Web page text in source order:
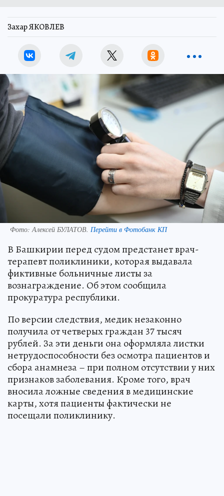
Захар ЯКОВЛЕВ
Фото:Алексей БУЛАТОВ. Перейти в Фотобанк КП
В Башкирии перед судом предстанет врач-
терапевт поликлиники, которая выдавала
фиктивные больничные листы за
вознаграждение. Об этом сообщила
прокуратура республики.
По версии следствия, медик незаконно
получила от четверых граждан 37 тысяч
рублей. За эти деньги она оформляла листки
нетрудоспособности без осмотра пациентов и
сбора анамнеза – при полном отсутствии у них
признаков заболевания. Кроме того, врач
вносила ложные сведения в медицинские
карты, хотя пациенты фактически не
посещали поликлинику.